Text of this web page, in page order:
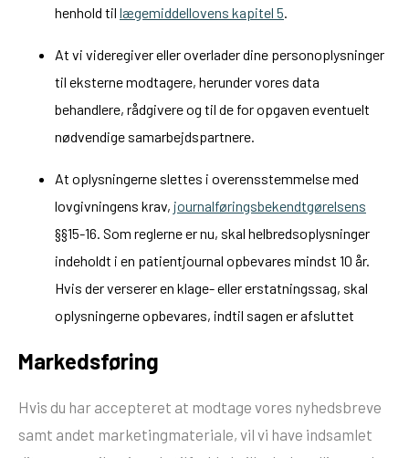
henhold til lægemiddellovens kapitel 5.
At vi videregiver eller overlader dine personoplysninger
til eksterne modtagere, herunder vores data
behandlere, rådgivere og til de for opgaven eventuelt
nødvendige samarbejdspartnere.
At oplysningerne slettes i overensstemmelse med
lovgivningens krav, journalføringsbekendtgørelsens
§§15-16. Som reglerne er nu, skal helbredsoplysninger
indeholdt i en patientjournal opbevares mindst 10 år.
Hvis der verserer en klage- eller erstatningssag, skal
oplysningerne opbevares, indtil sagen er afsluttet
Markedsføring
Hvis du har accepteret at modtage vores nyhedsbreve
samt andet marketingmateriale, vil vi have indsamlet